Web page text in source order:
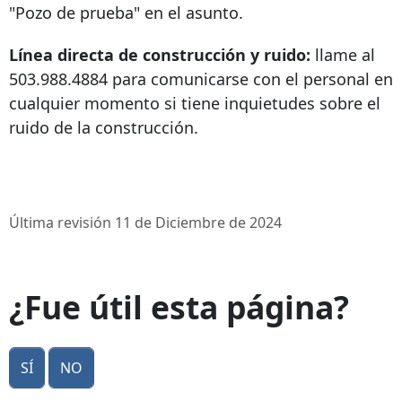
"Pozo de prueba" en el asunto.
Línea directa de construcción y ruido: llame al
503.988.4884 para comunicarse con el personal en
cualquier momento si tiene inquietudes sobre el
ruido de la construcción.
Última revisión 11 de Diciembre de 2024
¿Fue útil esta página?
Sí No